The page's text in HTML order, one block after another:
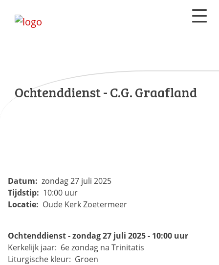
Ochtenddienst - C.G. Graafland
Datum: zondag 27 juli 2025
Tijdstip: 10:00 uur
Locatie: Oude Kerk Zoetermeer
Ochtenddienst - zondag 27 juli 2025 - 10:00 uur
Kerkelijk jaar: 6e zondag na Trinitatis
Liturgische kleur: Groen